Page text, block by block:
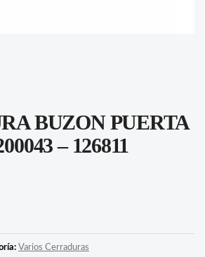
BUZON PUERTA
– 126811
Varios Cerraduras